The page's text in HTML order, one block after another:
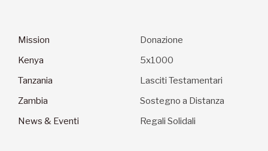
Mission
Kenya
Tanzania
Zambia
News & Eventi
Donazione
5x1000
Lasciti Testamentari
Sostegno a Distanza
Regali Solidali